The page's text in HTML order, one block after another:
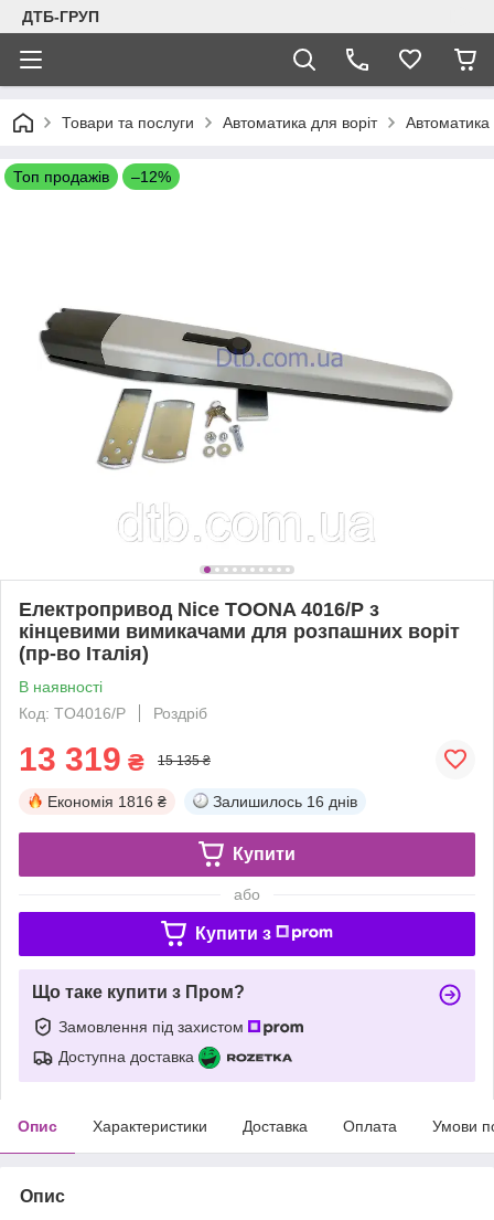
ДТБ-ГРУП
Товари та послуги Автоматика для воріт Автоматика
Топ продажів –12%
Електропривод Nice TOONA 4016/P з
кінцевими вимикачами для розпашних воріт
(пр-во Італія)
В наявності
Код: TO4016/P
Роздріб
13 319 ₴ 15 135 ₴
Економія 1816 ₴ Залишилось 16 днів
Купити
або
Купити з
Що таке купити з Пром?
Замовлення під захистом
Доступна доставка
Опис Характеристики Доставка Оплата Умови
Опис